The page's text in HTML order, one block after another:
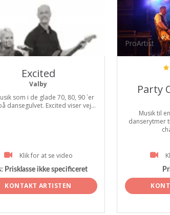
Excited
Valby
som i de glade 70, 80, 90 ´er
dansegulvet. Excited viser vej...
Klik for at se video
Prisklasse ikke specificeret
KONTAKT ARTISTEN
ProArtist
Party
Musik til
danserytmer